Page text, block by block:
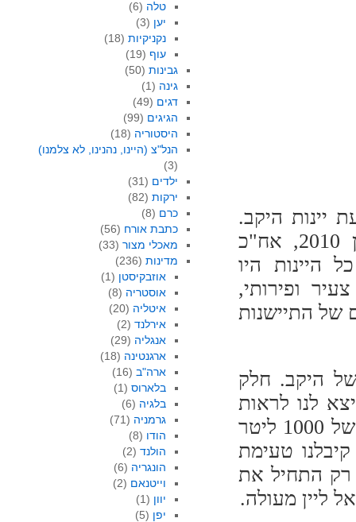
יינות היקב.
הוא התחיל עם הגוורצטרמינר 2011, עבר לינון 2010, אח"כ
ואחרון חביב הגרנד ויטל 2008. כל היינות היו
ופירותי,
של התיישנות
היקב. חלק
לנו לראות
חלק נכבד של יין ה"ינון" בחביותיו. ליקב גם חבית של 1000 ליטר
בו יין חדש ליקב – שרדונה 2011. קיבלנו טעימת
רק התחיל את
ליין מעולה.
טלה (6)
יען (3)
נקניקיות (18)
עוף (19)
גבינות(50)
גינה (1)
דגים (49)
הגיגים (99)
היסטוריה (18)
הנל"צ (היינו, נהנינו, לא צלמנו)
(3)
ילדים (31)
ירקות(82)
כרם (8)
כתבת אורח (56)
מאכלי מצור(33)
מדינות(236)
אוזבקיסטן (1)
אוסטריה (8)
איטליה (20)
אירלנד (2)
אנגליה (29)
ארגנטינה (18)
ארה"ב (16)
בלארוס (1)
בלגיה (6)
גרמניה (71)
הודו (8)
הולנד (2)
הונגריה (6)
וייטנאם (2)
יוון (1)
יפן (5)